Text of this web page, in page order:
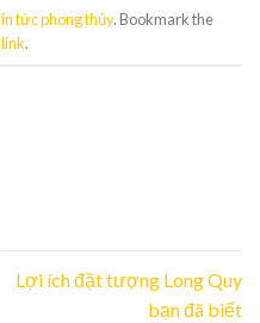
tức phong thủy. Bookmark the
.
Lợi ích đặt tượng Long Quy
bạn đã biết